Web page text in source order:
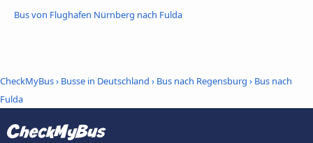
Bus von Flughafen Nürnberg nach Fulda
CheckMyBus› Busse in Deutschland › Bus nach Regensburg › Bus nach
Fulda